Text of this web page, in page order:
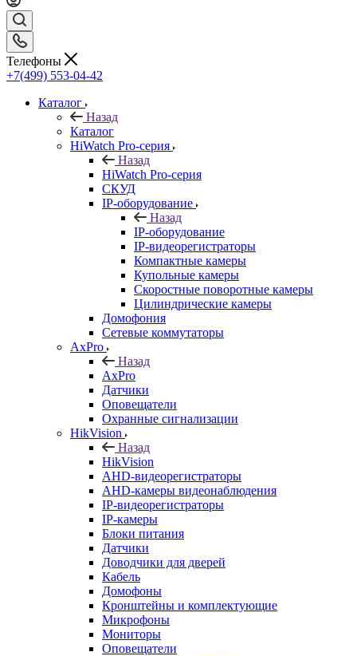
Телефоны
+7(499) 553-04-42
Каталог
Назад
Каталог
HiWatch Pro-серия
Назад
HiWatch Pro-серия
CКУД
IP-оборудование
Назад
IP-оборудование
IP-видеорегистраторы
Компактные камеры
Купольные камеры
Скоростные поворотные камеры
Цилиндрические камеры
Домофония
Сетевые коммутаторы
AxPro
Назад
AxPro
Датчики
Оповещатели
Охранные сигнализации
HikVision
Назад
HikVision
AHD-видеорегистраторы
AHD-камеры видеонаблюдения
IP-видеорегистраторы
IP-камеры
Блоки питания
Датчики
Доводчики для дверей
Кабель
Домофоны
Кронштейны и комплектующие
Микрофоны
Мониторы
Оповещатели